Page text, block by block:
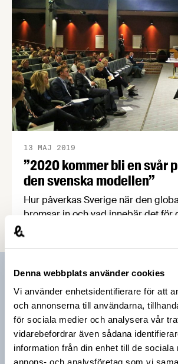
Denna webbplats använder cookies
Vi använder enhetsidentifierare för att
och annonserna till användarna,
för sociala medier och analysera vår
vidarebefordrar även sådana
information från din enhet till de sociala
”2020 kommer bli en svår
den svenska modellen”
13 MAJ 2019
Hur påverkas Sverige när den
bromsar in och vad innebär det för
kommande avtalsrörelsen? Det
lunchseminarium den 13 maj.
Prenumerera på vårt
Vårt nyhetsbrev kommer ut 3-4 gånger
riktar sig till alla med ett intresse för
livsmedelsföretagande och den svenska
livsmedelsbranschen. När du anmäler
nyhetsbrev godkänner du